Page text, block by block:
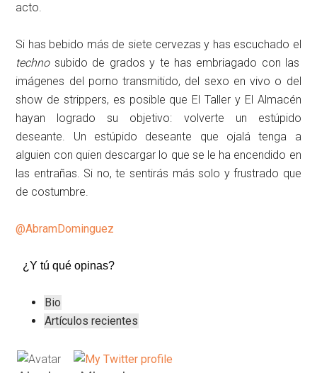
acto.
Si has bebido más de siete cervezas y has escuchado el
techno subido de grados y te has embriagado con las
imágenes del porno transmitido, del sexo en vivo o del
show de strippers, es posible que El Taller y El Almacén
hayan logrado su objetivo: volverte un estúpido
deseante. Un estúpido deseante que ojalá tenga a
alguien con quien descargar lo que se le ha encendido en
las entrañas. Si no, te sentirás más solo y frustrado que
de costumbre.
@AbramDominguez
¿Y tú qué opinas?
The
following
tabs
Bio
Artículos recientes